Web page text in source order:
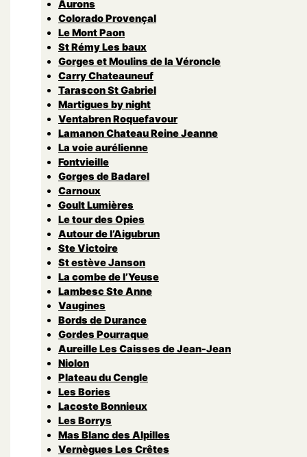
Aurons
Colorado Provençal
Le Mont Paon
St Rémy Les baux
Gorges et Moulins de la Véroncle
Carry Chateauneuf
Tarascon St Gabriel
Martigues by night
Ventabren Roquefavour
Lamanon Chateau Reine Jeanne
La voie aurélienne
Fontvieille
Gorges de Badarel
Carnoux
Goult Lumières
Le tour des Opies
Autour de l’Aigubrun
Ste Victoire
St estève Janson
La combe de l’Yeuse
Lambesc Ste Anne
Vaugines
Bords de Durance
Gordes Pourraque
Aureille Les Caisses de Jean-Jean
Niolon
Plateau du Cengle
Les Bories
Lacoste Bonnieux
Les Borrys
Mas Blanc des Alpilles
Vernègues Les Crêtes